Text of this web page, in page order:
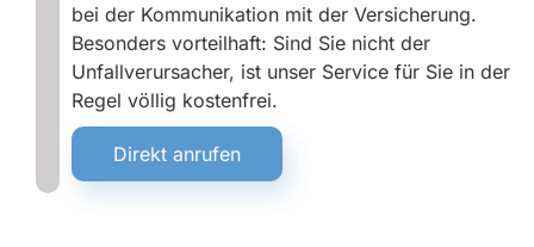
bei der Kommunikation mit der Versicherung.
Besonders vorteilhaft: Sind Sie nicht der
Unfallverursacher, ist unser Service für Sie in der
Regel völlig kostenfrei.
Direkt anrufen